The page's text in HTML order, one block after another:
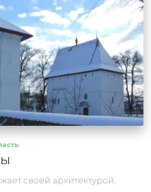
своей архитектурой,